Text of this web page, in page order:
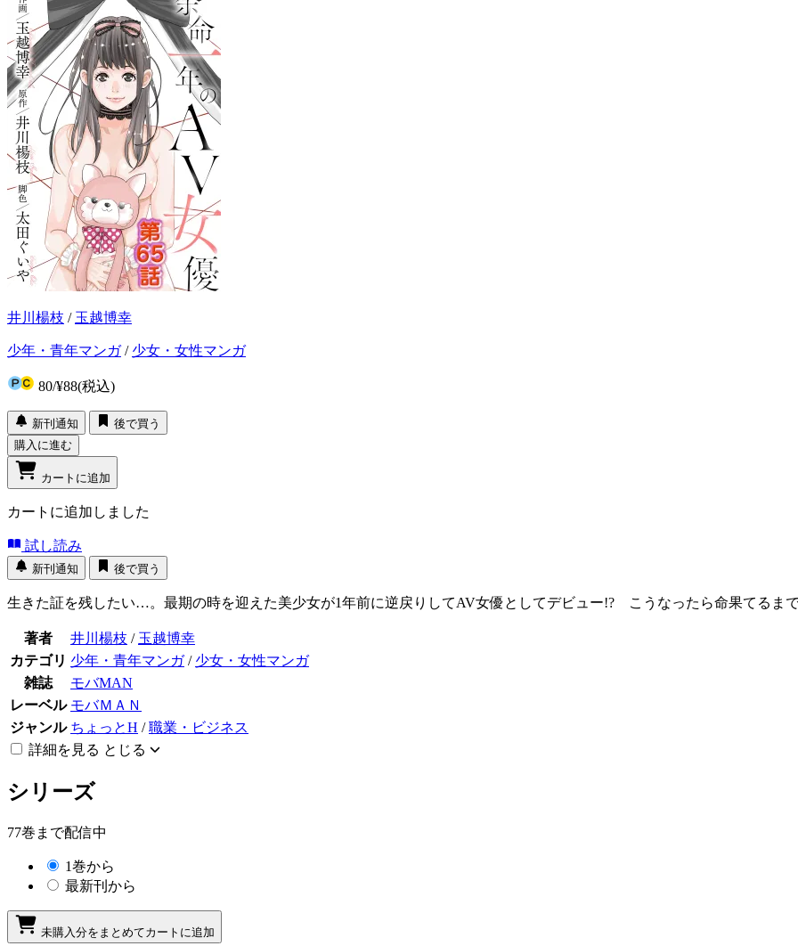
井川楊枝 / 玉越博幸
少年・青年マンガ/ 少女・女性マンガ
80/¥88(税込)
新刊通知
後で買う
購入に進む
カートに追加
カートに追加しました
試し読み
新刊通知 後で買う
生きた証を残したい…。最期の時を迎えた美少女が1年前に逆戻りしてAV女優としてデビュー!? こうなったら命果てるまで
著者 井川楊枝 / 玉越博幸
カテゴリ 少年・青年マンガ/ 少女・女性マンガ
雑誌
モバMAN
レーベル モバＭＡＮ
ジャンル ちょっとH /職業・ビジネス
詳細を見る とじる
シリーズ
77巻まで配信中
1巻から
最新刊から
未購入分をまとめてカートに追加